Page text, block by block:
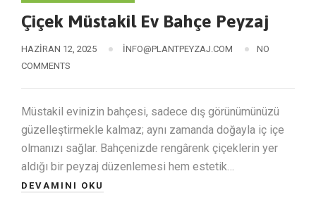
Çiçek Müstakil Ev Bahçe Peyzaj
HAZIRAN 12, 2025 INFO@PLANTPEYZAJ.COM
NO
COMMENTS
Müstakil evinizin bahçesi, sadece dış görünümünüzü
güzelleştirmekle kalmaz; aynı zamanda doğayla iç içe
olmanızı sağlar. Bahçenizde rengârenk çiçeklerin yer
aldığı bir peyzaj düzenlemesi hem estetik…
DEVAMINI OKU